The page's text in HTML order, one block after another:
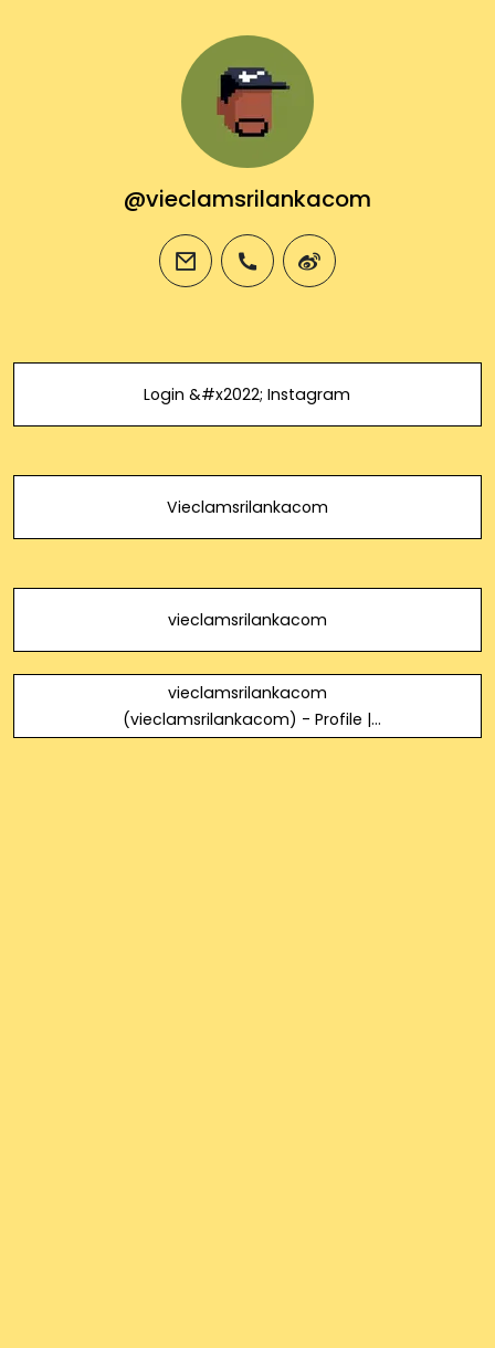
@vieclamsrilankacom
email phone weibo
Login &#x2022; Instagram
Vieclamsrilankacom
vieclamsrilankacom
vieclamsrilankacom
(vieclamsrilankacom) - Profile |